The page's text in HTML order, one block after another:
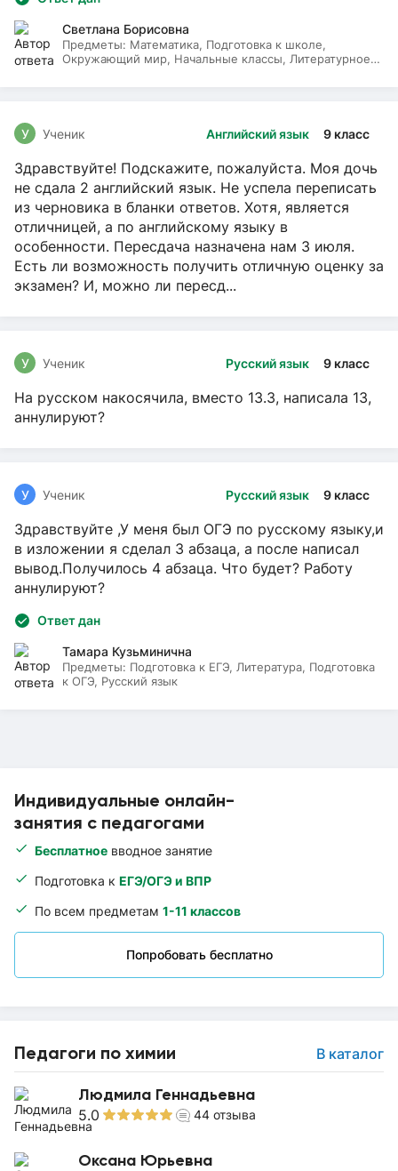
Индивидуальные онлайн-
занятия с педагогами
Бесплатное вводное занятие
Подготовка к ЕГЭ/ОГЭ и ВПР
По всем предметам 1-11 классов
Попробовать бесплатно
Педагоги по химии В каталог
Людмила Геннадьевна
5.0 44 отзыва
Оксана Юрьевна
Светлана Борисовна
Предметы: Математика, Подготовка к школе,
Окружающий мир, Начальные классы, Литературное
Английский язык 9 класс
У Ученик
Здравствуйте! Подскажите, пожалуйста. Моя дочь
не сдала 2 английский язык. Не успела переписать
из черновика в бланки ответов. Хотя, является
отличницей, а по английскому языку в
особенности. Пересдача назначена нам 3 июля.
Есть ли возможность получить отличную оценку за
экзамен? И, можно ли пересд...
Русский язык 9 класс
У Ученик
На русском накосячила, вместо 13.3, написала 13,
аннулируют?
Русский язык 9 класс
У Ученик
Здравствуйте ,У меня был ОГЭ по русскому языку,и
в изложении я сделал 3 абзаца, а после написал
вывод.Получилось 4 абзаца. Что будет? Работу
аннулируют?
Ответ дан
Тамара Кузьминична
Предметы: Подготовка к ЕГЭ, Литература, Подготовка
к ОГЭ, Русский язык